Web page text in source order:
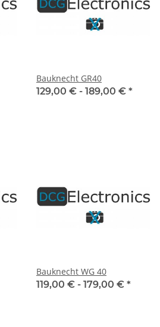
Bauknecht GR40
129,00 € - 189,00 € *
Bauknecht WG 40
119,00 € - 179,00 € *